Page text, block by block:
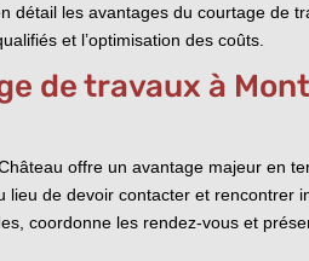
détail les avantages du courtage de
et l’optimisation des coûts.
de travaux à
offre un avantage majeur en
lieu de devoir contacter et
coordonne les rendez-vous et